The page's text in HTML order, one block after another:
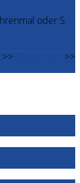
oder S
>>
>>